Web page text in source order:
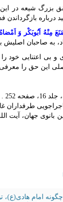
بزرگ شیعه در این
درباره
مِنْهُ اَبُوبَکْر وَ
به صاحبان اصلیش
بی اعتنایی خود
این حق را
بانوی جهان‏، آیت
امام هادی(ع)،